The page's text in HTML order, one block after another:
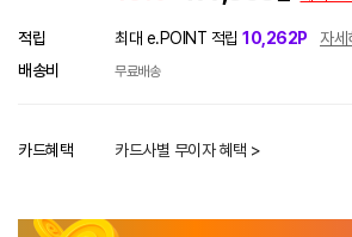
적립 최대 e.POINT 적립 10,262P
자세
배송비
무료배송
카드혜택 카드사별 무이자 혜택 >